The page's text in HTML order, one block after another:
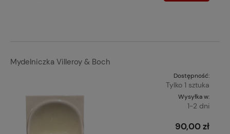
Mydelniczka Villeroy & Boch
Dostępność:
Tylko 1 sztuka
Wysyłka w:
1-2 dni
90,00 zł